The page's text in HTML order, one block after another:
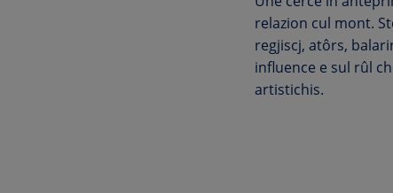
relazion cul mont.
regjiscj, atôrs,
influence e sul rûl
artistichis.